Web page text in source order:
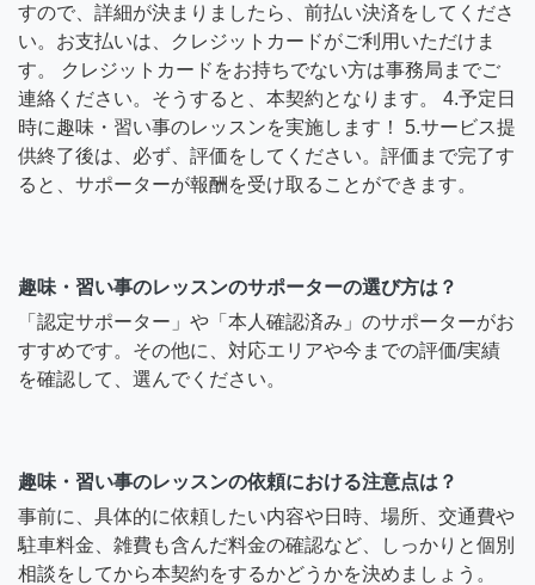
すので、詳細が決まりましたら、前払い決済をしてくださ
い。お支払いは、クレジットカードがご利用いただけま
す。 クレジットカードをお持ちでない方は事務局までご
連絡ください。そうすると、本契約となります。 4.予定日
時に趣味・習い事のレッスンを実施します！ 5.サービス提
供終了後は、必ず、評価をしてください。評価まで完了す
ると、サポーターが報酬を受け取ることができます。
趣味・習い事のレッスンのサポーターの選び方は？
「認定サポーター」や「本人確認済み」のサポーターがお
すすめです。その他に、対応エリアや今までの評価/実績
を確認して、選んでください。
趣味・習い事のレッスンの依頼における注意点は？
事前に、具体的に依頼したい内容や日時、場所、交通費や
駐車料金、雑費も含んだ料金の確認など、しっかりと個別
相談をしてから本契約をするかどうかを決めましょう。